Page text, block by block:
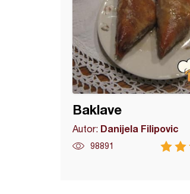
Baklave
Autor: Danijela Filipovic
98891